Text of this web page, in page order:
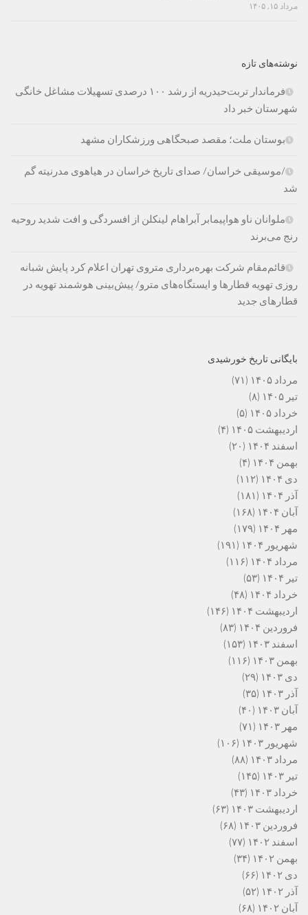
مرداد ۱۵, ۱۴۰۵
نوشته‌های تازه
فرماندار تربت‌حیدریه از رشد ۱۰۰ درصدی تسهیلات مشاغل خانگی
شهرستان خبر داد
بوستان ملت؛ مقصد صبحگاهی ورزشکاران مشهد
/موسیقی خراسان/ صدای تاریخ خراسان در هیاهوی مدرنیته گم
شد
ملوانان ناو هواپیمابر آبراهام لینکلن از افسردگی و افت شدید روحیه
رنج می‌برند
قائم‌مقام شرکت بهره‌برداری متروی تهران اعلام کرد پایش شبانه
روزی تهویه قطارها و ایستگاه‌های مترو/ پیش‌بینی هوشمند تهویه در
قطارهای جدید
بایگانی تاریخ خورشیدی
مرداد ۱۴۰۵
(۷۱)
تیر ۱۴۰۵
(۸)
خرداد ۱۴۰۵
(۵)
اردیبهشت ۱۴۰۵
(۴)
اسفند ۱۴۰۴
(۲۰)
بهمن ۱۴۰۴
(۴)
دی ۱۴۰۴
(۱۱۲)
آذر ۱۴۰۴
(۱۸۱)
آبان ۱۴۰۴
(۱۶۸)
مهر ۱۴۰۴
(۱۷۹)
شهریور ۱۴۰۴
(۱۹۱)
مرداد ۱۴۰۴
(۱۱۶)
تیر ۱۴۰۴
(۵۳)
خرداد ۱۴۰۴
(۴۸)
اردیبهشت ۱۴۰۴
(۱۴۶)
فروردین ۱۴۰۴
(۸۳)
اسفند ۱۴۰۳
(۱۵۳)
بهمن ۱۴۰۳
(۱۱۶)
دی ۱۴۰۳
(۲۹)
آذر ۱۴۰۳
(۳۵)
آبان ۱۴۰۳
(۴۰)
مهر ۱۴۰۳
(۷۱)
شهریور ۱۴۰۳
(۱۰۶)
مرداد ۱۴۰۳
(۸۸)
تیر ۱۴۰۳
(۱۴۵)
خرداد ۱۴۰۳
(۴۳)
اردیبهشت ۱۴۰۳
(۶۳)
فروردین ۱۴۰۳
(۶۸)
اسفند ۱۴۰۲
(۷۷)
بهمن ۱۴۰۲
(۳۴)
دی ۱۴۰۲
(۶۶)
آذر ۱۴۰۲
(۵۲)
آبان ۱۴۰۲
(۶۸)